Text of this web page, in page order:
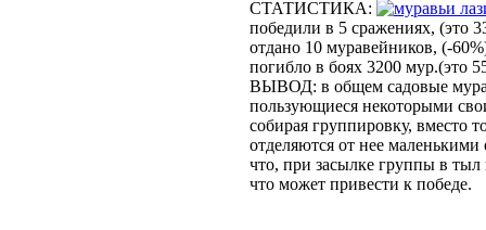
СТАТИСТИКА:
победили в 5 сражениях, (это
отдано 10 муравейников, (-
погибло в боях 3200 мур.(это
ВЫВОД: в общем садовые
пользующиеся некоторыми
собирая группировку, вместо
отделяются от нее
что, при засылке группы в тыл
что может привести к победе.